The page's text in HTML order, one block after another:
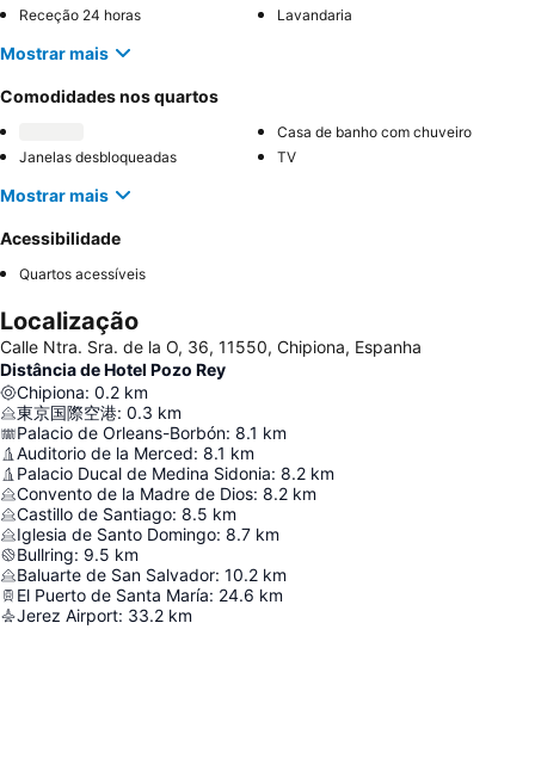
Receção 24 horas Lavandaria
Mostrar mais
Comodidades nos quartos
Casa de banho com chuveiro
Janelas desbloqueadas
TV
Mostrar mais
Acessibilidade
Quartos acessíveis
Localização
Calle Ntra. Sra. de la O, 36, 11550, Chipiona, Espanha
Distância de Hotel Pozo Rey
Chipiona: 0.2 km
東京国際空港: 0.3 km
Palacio de Orleans-Borbón: 8.1 km
Auditorio de la Merced: 8.1 km
Palacio Ducal de Medina Sidonia: 8.2 km
Convento de la Madre de Dios: 8.2 km
Castillo de Santiago: 8.5 km
Iglesia de Santo Domingo: 8.7 km
Bullring: 9.5 km
Baluarte de San Salvador: 10.2 km
El Puerto de Santa María: 24.6 km
Jerez Airport: 33.2 km